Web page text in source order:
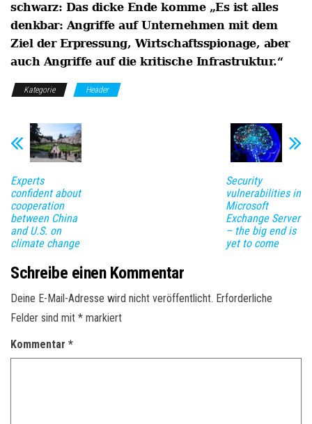
schwarz: Das dicke Ende komme „Es ist alles
denkbar: Angriffe auf Unternehmen mit dem
Ziel der Erpressung, Wirtschaftsspionage, aber
auch Angriffe auf die kritische Infrastruktur.“
Kategorie Header
Experts
confident about
cooperation
between China
and U.S. on
climate change
Security
vulnerabilities in
Microsoft
Exchange Server
– the big end is
yet to come
Schreibe einen Kommentar
Deine E-Mail-Adresse wird nicht veröffentlicht. Erforderliche
Felder sind mit * markiert
Kommentar *